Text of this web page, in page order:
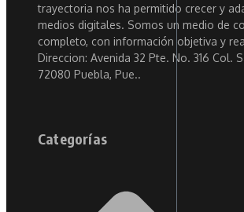
trayectoria nos ha permitido crecer y
medios digitales. Somos un medio de
completo, con información objetiva y
Direccion: Avenida 32 Pte. No. 316 Col.
72080 Puebla, Pue..
Categorías